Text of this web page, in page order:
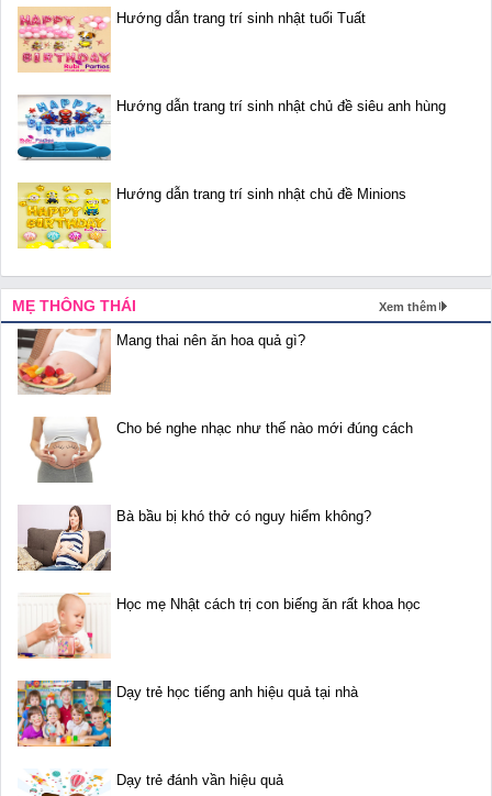
Hướng dẫn trang trí sinh nhật tuổi Tuất
Hướng dẫn trang trí sinh nhật chủ đề siêu anh hùng
Hướng dẫn trang trí sinh nhật chủ đề Minions
MẸ THÔNG THÁI Xem thêm
Mang thai nên ăn hoa quả gì?
Cho bé nghe nhạc như thế nào mới đúng cách
Bà bầu bị khó thở có nguy hiểm không?
Học mẹ Nhật cách trị con biếng ăn rất khoa học
Dạy trẻ học tiếng anh hiệu quả tại nhà
Dạy trẻ đánh vần hiệu quả